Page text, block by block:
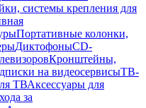
системы крепления для
Портативные колонки,
ДиктофоныCD-
Кронштейны,
на видеосервисыТВ-
ТВАксессуары для
за